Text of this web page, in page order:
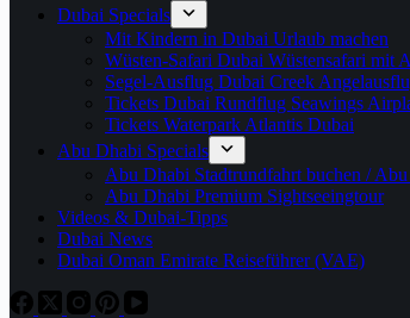
Dubai Specials
Mit Kindern in Dubai Urlaub machen
Wüsten-Safari Dubai Wüstensafari mit
Segel-Ausflug Dubai Creek
Tickets Dubai Rundflug Seawings
Tickets Waterpark Atlantis Dubai
Abu Dhabi Specials
Abu Dhabi Stadtrundfahrt buchen /
Abu Dhabi Premium Sightseeingtour
Videos & Dubai-Tipps
Dubai News
Dubai Oman Emirate Reiseführer (VAE)